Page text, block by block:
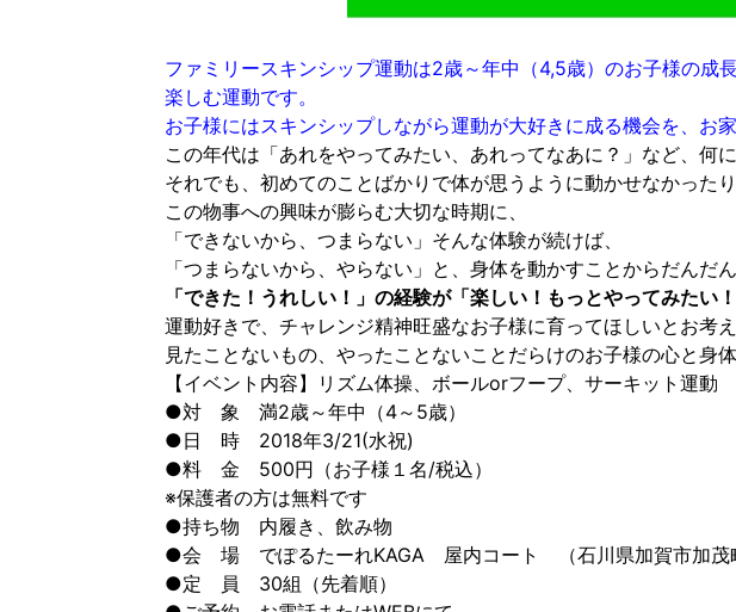
ファミリースキンシップ運動は2歳～年中（4,5歳）のお子様の成
楽しむ運動です。
お子様にはスキンシップしながら運動が大好きに成る機会を、お
この年代は「あれをやってみたい、あれってなあに？」など、何
それでも、初めてのことばかりで体が思うように動かせなかった
この物事への興味が膨らむ大切な時期に、
「できないから、つまらない」そんな体験が続けば、
「つまらないから、やらない」と、身体を動かすことからだんだ
「できた！うれしい！」の経験が「楽しい！もっとやってみたい
運動好きで、チャレンジ精神旺盛なお子様に育ってほしいとお考
見たことないもの、やったことないことだらけのお子様の心と身
【イベント内容】リズム体操、ボールorフープ、サーキット運動
●対 象 満2歳～年中（4～5歳）
●日 時 2018年3/21(水祝)
●料 金 500円（お子様１名/税込）
※保護者の方は無料です
●持ち物 内履き、飲み物
●会 場 でぽるたーれKAGA 屋内コート （石川県加賀市加茂
●定 員 30組（先着順）